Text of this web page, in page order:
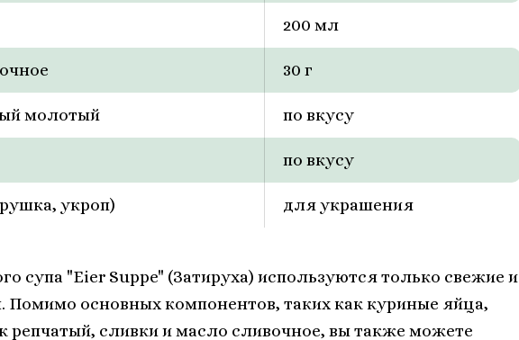
200 мл
30 г
молотый по вкусу
по вкусу
укроп) для украшения
супа "Eier Suppe" (Затируха) используются только свежие и
Помимо основных компонентов, таких как куриные яйца,
репчатый, сливки и масло сливочное, вы также можете